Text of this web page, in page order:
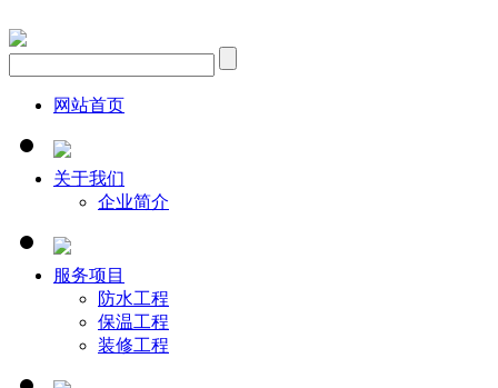
网站首页
关于我们
企业简介
服务项目
防水工程
保温工程
装修工程